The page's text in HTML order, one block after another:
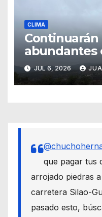
CLIMA
Continuarán
abundantes
JUL 6, 2026
que pagar tus
arrojado piedras
carretera Silao-
pasado esto,